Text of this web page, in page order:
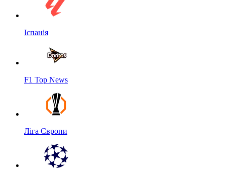
Іспанія
F1 Top News
Ліга Європи